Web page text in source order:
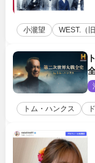
小瀧望 WEST.（
トム・ハンクス